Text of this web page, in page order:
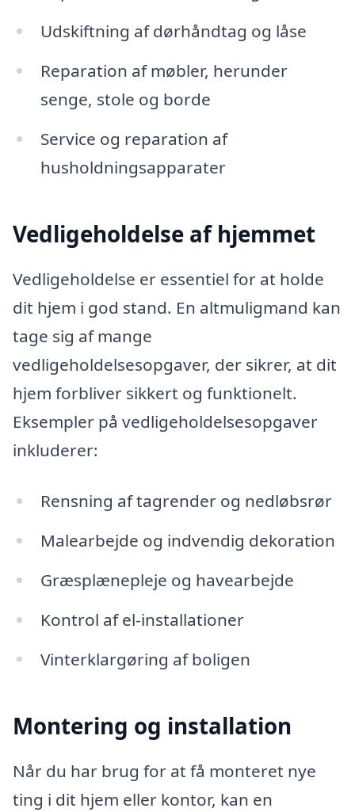
Udskiftning af dørhåndtag og låse
Reparation af møbler, herunder
senge, stole og borde
Service og reparation af
husholdningsapparater
Vedligeholdelse af hjemmet
Vedligeholdelse er essentiel for at holde
dit hjem i god stand. En altmuligmand kan
tage sig af mange
vedligeholdelsesopgaver, der sikrer, at dit
hjem forbliver sikkert og funktionelt.
Eksempler på vedligeholdelsesopgaver
inkluderer:
Rensning af tagrender og nedløbsrør
Malearbejde og indvendig dekoration
Græsplænepleje og havearbejde
Kontrol af el-installationer
Vinterklargøring af boligen
Montering og installation
Når du har brug for at få monteret nye
ting i dit hjem eller kontor, kan en